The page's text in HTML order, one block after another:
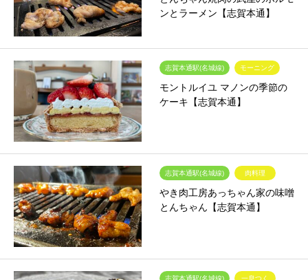
ンとラーメン【志賀本通】
志賀本通駅(名城線) モーニング
モントルイユ マノンの季節の
ケーキ【志賀本通】
志賀本通駅(名城線) 肉料理
やき肉工房あっちゃん家の味噌
とんちゃん【志賀本通】